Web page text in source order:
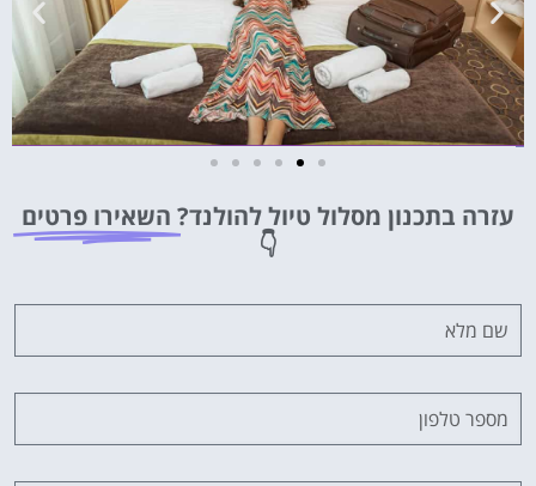
מציאת מלון
לחצו
עזרה בתכנון מסלול טיול להולנד? השאירו פרטים
👇